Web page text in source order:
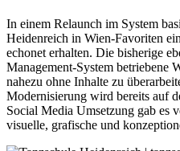
In einem Relaunch im System
Heidenreich in Wien-Favoriten
echonet erhalten. Die bisherige
Management-System betriebene
nahezu ohne Inhalte zu
Modernisierung wird bereits auf
Social Media Umsetzung gab es
visuelle, grafische und